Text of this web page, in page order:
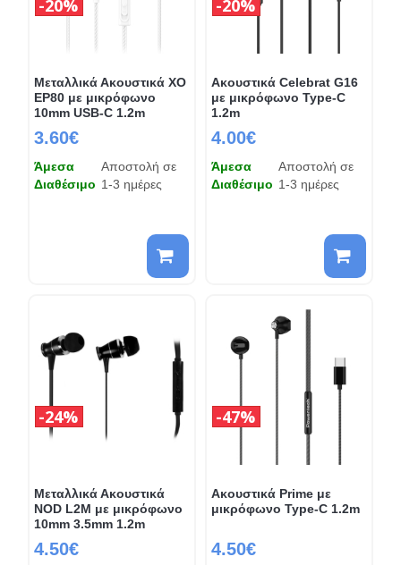
Mεταλλικά Ακουστικά XO
EP80 με μικρόφωνο
10mm USB-C 1.2m
3.60€
20%
Άμεσα
Διαθέσιμο
Αποστολή σε
1-3 ημέρες
Ακουστικά Celebrat G16
με μικρόφωνο Type-C
1.2m
4.00€
20%
Άμεσα
Διαθέσιμο
Αποστολή σε
1-3 ημέρες
Mεταλλικά Ακουστικά
NOD L2M με μικρόφωνο
10mm 3.5mm 1.2m
4.50€
24%
Ακουστικά Prime με
μικρόφωνο Type-C 1.2m
4.50€
47%